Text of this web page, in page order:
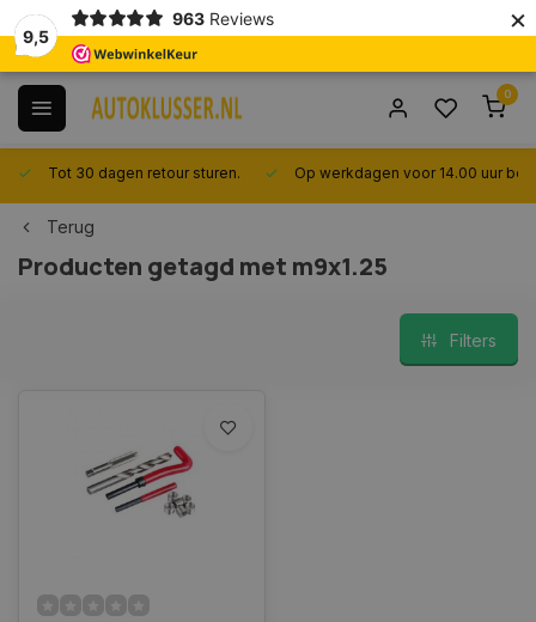
9,5
963 Reviews ×
0
Tot 30 dagen retour sturen. Op werkdagen voor 14.00 uur
Terug
Producten getagd met m9x1.25
Filters